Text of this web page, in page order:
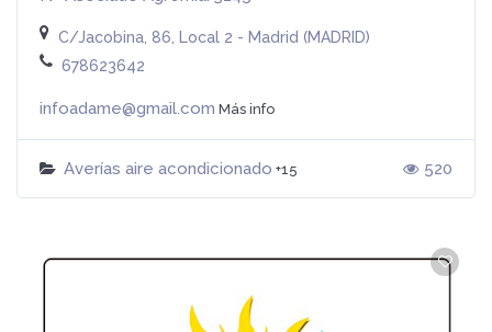
C/Jacobina, 86, Local 2 - Madrid (MADRID)
678623642
infoadame@gmail.com Más info
Averías aire acondicionado +15 520